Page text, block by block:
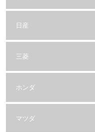
日産
三菱
ホンダ
マツダ